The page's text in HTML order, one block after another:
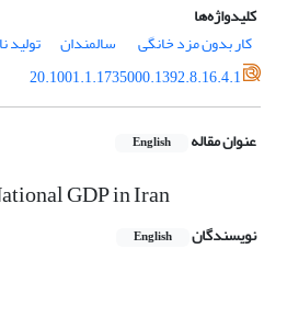
کلیدواژه‌ها
کار بدون مزد خانگی
‏ سالمندان تولید
20.1001.1.1735000.1392.8.16.4.1
عنوان مقاله English
GDP in Iran
نویسندگان English